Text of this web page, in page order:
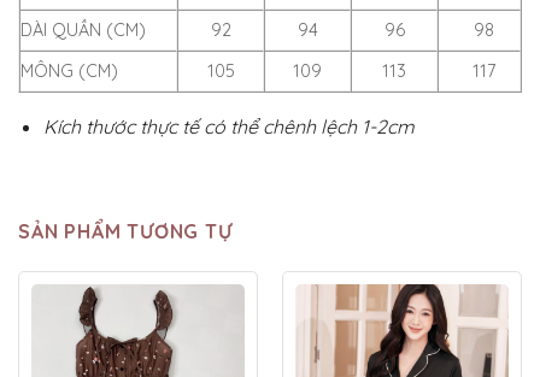
DÀI QUẦN (CM)
92 94 96
98
MÔNG (CM)
105 109 113 117
Kích thước thực tế có thể chênh lệch 1-2cm
SẢN PHẨM TƯƠNG TỰ